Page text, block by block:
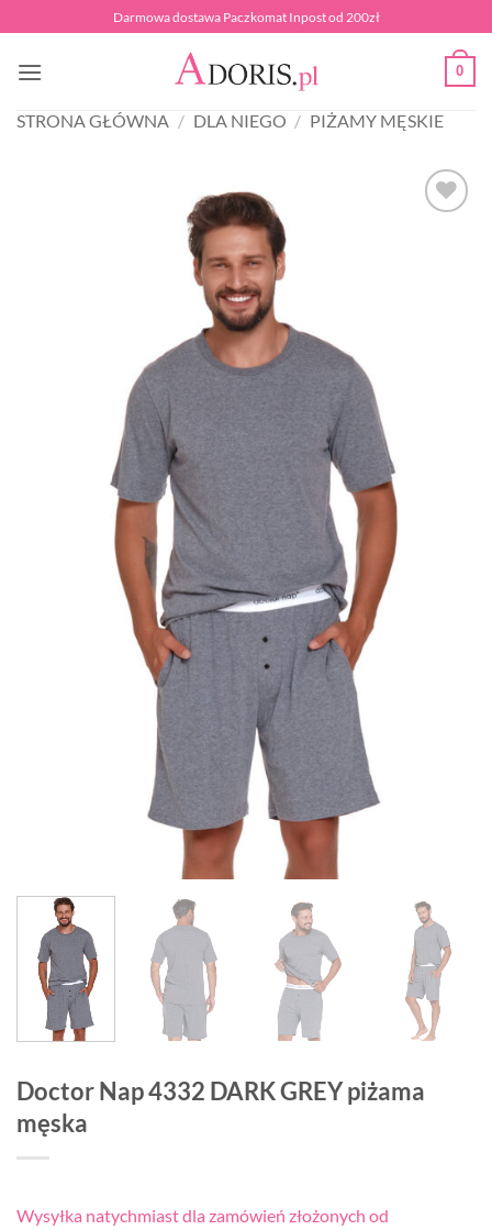
do
zawartości
Darmowa dostawa Paczkomat Inpost od 200zł
0
STRONA GŁÓWNA / DLA NIEGO / PIŻAMY MĘSKIE
Doctor Nap 4332 DARK GREY piżama
męska
Wysyłka natychmiast dla zamówień złożonych od